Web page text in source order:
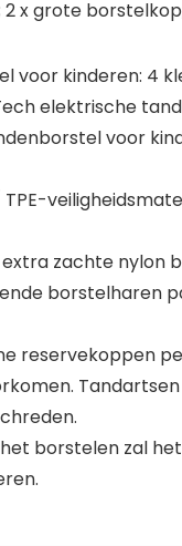
x grote
voor kinderen: 4
elektrische
voor
TPE-
zachte nylon
borstelharen
reservekoppen
borstelen zal